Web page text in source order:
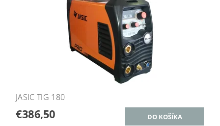
JASIC TIG 180
€386,50